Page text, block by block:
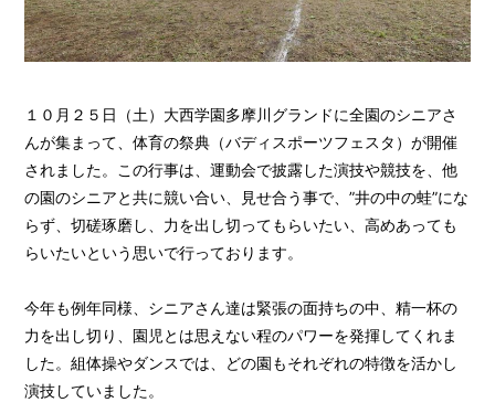
１０月２５日（土）大西学園多摩川グランドに全園のシニアさ
んが集まって、体育の祭典（バディスポーツフェスタ）が開催
されました。この行事は、運動会で披露した演技や競技を、他
の園のシニアと共に競い合い、見せ合う事で、”井の中の蛙”にな
らず、切磋琢磨し、力を出し切ってもらいたい、高めあっても
らいたいという思いで行っております。
今年も例年同様、シニアさん達は緊張の面持ちの中、精一杯の
力を出し切り、園児とは思えない程のパワーを発揮してくれま
した。組体操やダンスでは、どの園もそれぞれの特徴を活かし
演技していました。